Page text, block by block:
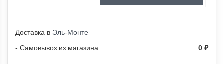
Доставка в Эль-Монте
- Самовывоз из магазина
0 ₽